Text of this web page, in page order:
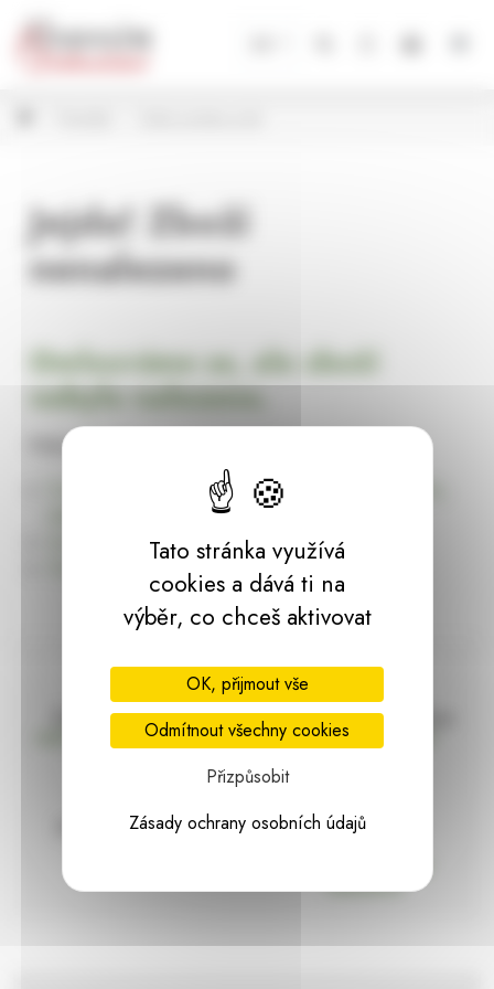
Jejda! Zboží
nenalezeno
Omlouváme se, ale zboží
nebylo nalezeno.
Pokračujte na
Úvodní stránku Dekorace, bytové a zahradní doplňky,
dárky | HARASIM.info
Doprava zdarma
nad 2000 Kč bez DPH
Vše máme skladem
Ihned k odeslání
97% hodnocení Zásilka pod
Panel pro správu cookies
Tato stránka využívá
cookies a dává ti na
výběr, co chceš aktivovat
OK, přijmout vše
Odmítnout všechny cookies
Přizpůsobit
Zásady ochrany osobních údajů